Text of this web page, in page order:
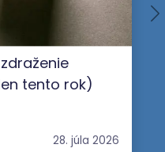
tento rok)
28. júla 2026